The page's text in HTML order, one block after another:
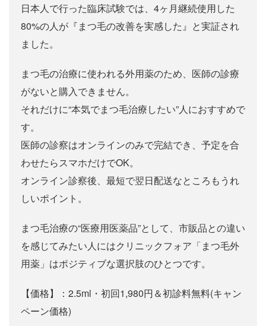
日本人で行った臨床試験では、4ヶ月継続使用した
80%の人が『まつ毛の改善を実感した』と実証され
ました。
まつ毛の治療に使われる外用薬のため、医師の診療
がないと購入できません。
それだけに“本気でまつ毛治療したい”人におすすめで
す。
医師の診察はオンラインのみで完結でき、予定を合
わせたらスマホだけでOK。
オンライン診察後、最短で翌日配送なところもうれ
しいポイント。
まつ毛治療の“医療用医薬品”として、市販品との違い
を感じてみたい人にはクリニックフォア「まつ毛外
用薬」はポジティブな選択肢のひとつです。
【価格】：2.5ml・初回1,980円＆初診料無料(キャン
ペーン価格)